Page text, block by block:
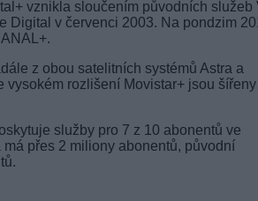
vznikla sloučením původních služeb
Digital v červenci 2003. Na pondzim
z obou satelitních systémů Astra a
vysokém rozlišení Movistar+ jsou
služby pro 7 z 10 abonentů ve
přes 2 miliony abonentů, původní